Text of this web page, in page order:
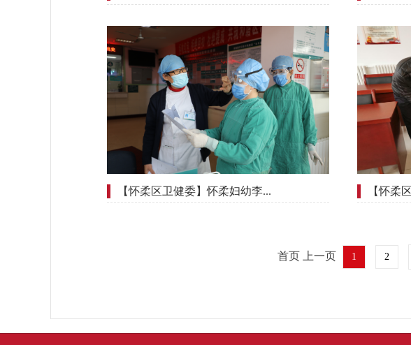
【怀柔区卫健委】怀柔妇幼李... 【怀柔
首页 上一页 1 2